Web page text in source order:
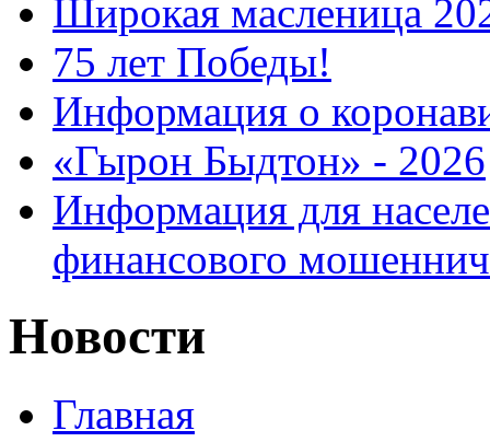
Широкая масленица
75 лет Победы!
Информация о
«Гырон Быдтон» - 2026
Информация для
финансового
Новости
Главная